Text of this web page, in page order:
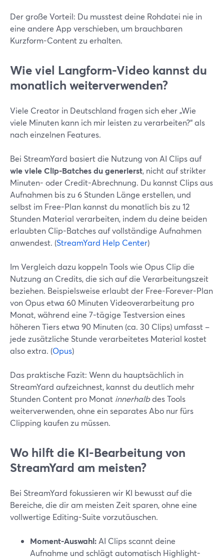
Der große Vorteil: Du musstest deine Rohdatei nie in
eine andere App verschieben, um brauchbaren
Kurzform-Content zu erhalten.
Wie viel Langform-Video kannst du
monatlich weiterverwenden?
Viele Creator in Deutschland fragen sich eher „Wie
viele Minuten kann ich mir leisten zu verarbeiten?“ als
nach einzelnen Features.
Bei StreamYard basiert die Nutzung von AI Clips auf
wie viele Clip-Batches du generierst, nicht auf strikter
Minuten- oder Credit-Abrechnung. Du kannst Clips aus
Aufnahmen bis zu 6 Stunden Länge erstellen, und
selbst im Free-Plan kannst du monatlich bis zu 12
Stunden Material verarbeiten, indem du deine beiden
erlaubten Clip-Batches auf vollständige Aufnahmen
anwendest. (StreamYard Help Center)
Im Vergleich dazu koppeln Tools wie Opus Clip die
Nutzung an Credits, die sich auf die Verarbeitungszeit
beziehen. Beispielsweise erlaubt der Free-Forever-Plan
von Opus etwa 60 Minuten Videoverarbeitung pro
Monat, während eine 7-tägige Testversion eines
höheren Tiers etwa 90 Minuten (ca. 30 Clips) umfasst –
jede zusätzliche Stunde verarbeitetes Material kostet
also extra. (Opus)
Das praktische Fazit: Wenn du hauptsächlich in
StreamYard aufzeichnest, kannst du deutlich mehr
Stunden Content pro Monat innerhalbdes Tools
weiterverwenden, ohne ein separates Abo nur fürs
Clipping kaufen zu müssen.
Wo hilft die KI-Bearbeitung von
StreamYard am meisten?
Bei StreamYard fokussieren wir KI bewusst auf die
Bereiche, die dir am meisten Zeit sparen, ohne eine
vollwertige Editing-Suite vorzutäuschen.
Moment-Auswahl: AI Clips scannt deine
Aufnahme und schlägt automatisch Highlight-